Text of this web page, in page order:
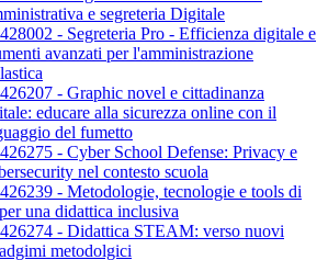
e segreteria Digitale
- Segreteria Pro - Efficienza digitale e
avanzati per l'amministrazione
- Graphic novel e cittadinanza
educare alla sicurezza online con il
del fumetto
- Cyber School Defense: Privacy e
nel contesto scuola
- Metodologie, tecnologie e tools di
una didattica inclusiva
- Didattica STEAM: verso nuovi
metodolgici